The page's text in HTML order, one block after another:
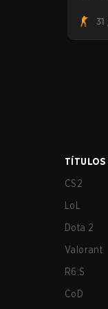
TÍTULOS
CS2
LoL
Dota 2
Valorant
R6:S
CoD